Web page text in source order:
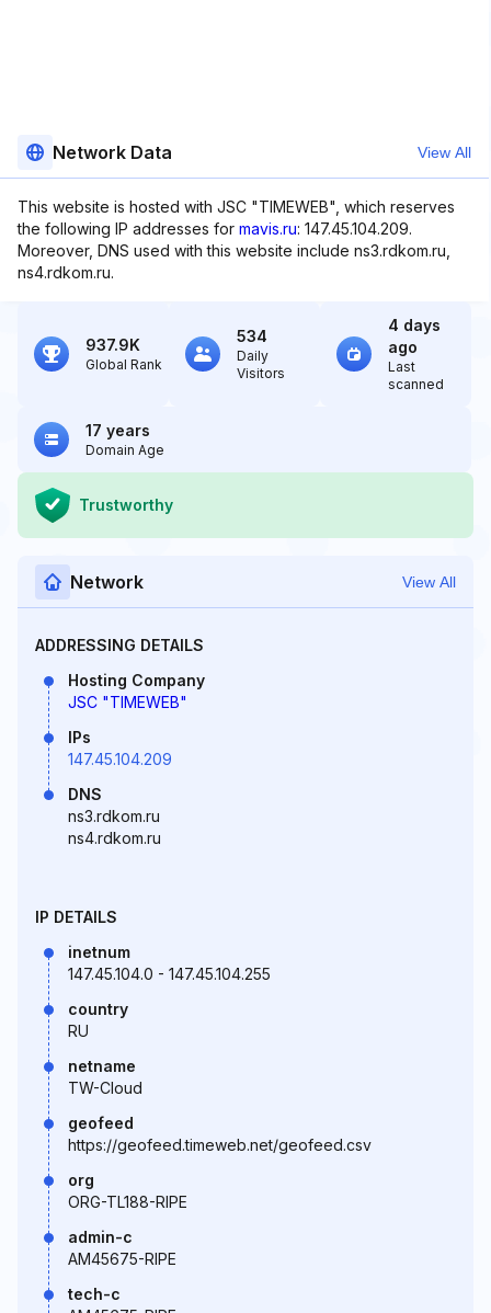
Network Data View All
This website is hosted with JSC "TIMEWEB", which reserves
the following IP addresses for mavis.ru: 147.45.104.209.
Moreover, DNS used with this website include ns3.rdkom.ru,
ns4.rdkom.ru.
937.9K
Global Rank
534
Daily
Visitors
4 days
ago
Last
scanned
17 years
Domain Age
Trustworthy
Network View All
ADDRESSING DETAILS
Hosting Company
JSC "TIMEWEB"
IPs
147.45.104.209
DNS
ns3.rdkom.ru
ns4.rdkom.ru
IP DETAILS
inetnum
147.45.104.0 - 147.45.104.255
country
RU
netname
TW-Cloud
geofeed
https://geofeed.timeweb.net/geofeed.csv
org
ORG-TL188-RIPE
admin-c
AM45675-RIPE
tech-c